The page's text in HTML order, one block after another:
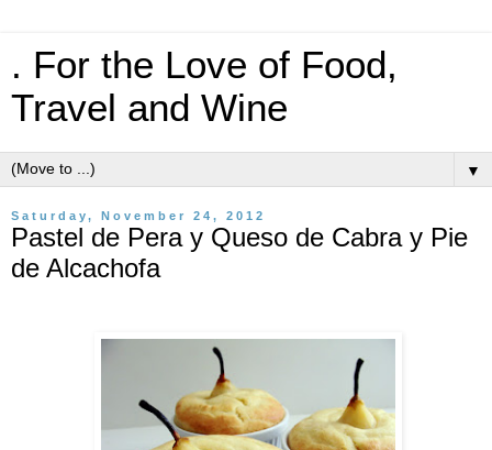
. For the Love of Food,
Travel and Wine
▼
Saturday, November 24, 2012
Pastel de Pera y Queso de Cabra y Pie
de Alcachofa